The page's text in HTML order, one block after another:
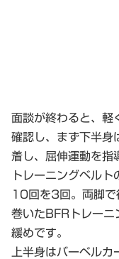
面談が終わると、
確認し、まず下半
着し、屈伸運動を
トレーニングベル
10回を3回。両脚
巻いたBFRトレー
緩めです。
上半身はバーベル